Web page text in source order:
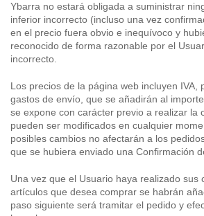
Ybarra no estará obligada a suministrar
inferior incorrecto (incluso una vez
en el precio fuera obvio e inequívoco y
reconocido de forma razonable por el
incorrecto.
Los precios de la página web incluyen IVA,
gastos de envío, que se añadirán al
se expone con carácter previo a realizar la
pueden ser modificados en cualquier
posibles cambios no afectarán a los
que se hubiera enviado una Confirmación
Una vez que el Usuario haya realizado sus
artículos que desea comprar se habrán
paso siguiente será tramitar el pedido y